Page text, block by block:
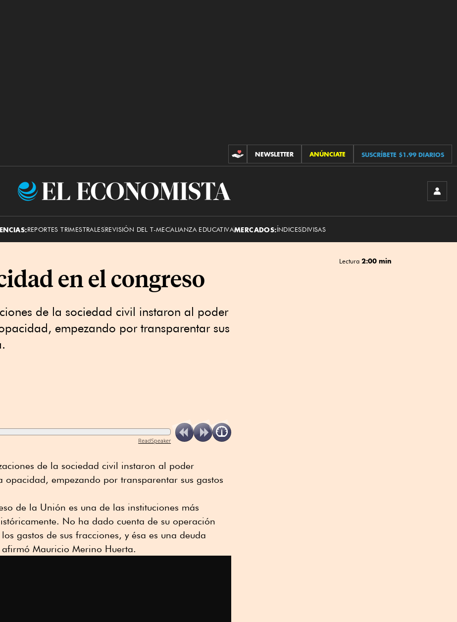
CONTRIBUCIONES
NEWSLETTER ANÚNCIATE SUSCRÍBETE $1.99 DIARIOS
El
REPORTES TRIMESTRALESREVISIÓN DEL T-MECALIANZA EDUCATIVAMERCADOS:ÍNDICESDIVISAS
Lectura 2:00 min
en el congreso
de la sociedad civil instaron al poder
empezando por transparentar sus
ReadSpeaker
de la sociedad civil instaron al poder
opacidad, empezando por transparentar sus gastos
de la Unión es una de las instituciones más
No ha dado cuenta de su operación
gastos de sus fracciones, y ésa es una deuda
Mauricio Merino Huerta.